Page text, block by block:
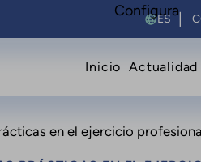
Inicio Actualidad
en el ejercicio
Configura